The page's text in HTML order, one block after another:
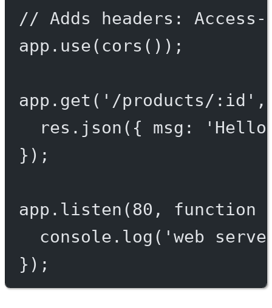
// Adds headers:
app. use( cors ());
app. get ( '/products/:id'
res. json ({ msg:
});
app. listen (80 , function
console. log ( 'web
});